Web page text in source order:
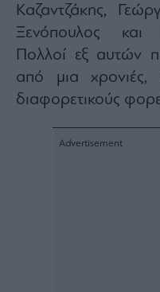
Καζαντζάκης,
Ξενόπουλος και
Πολλοί εξ αυτών
από μια χρονιές,
διαφορετικούς